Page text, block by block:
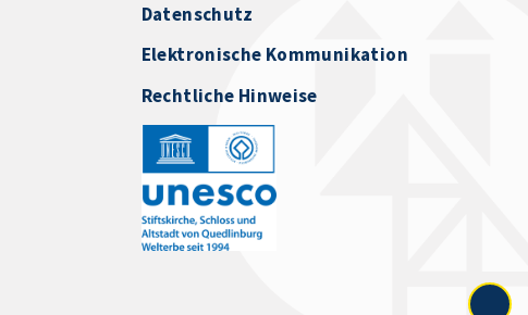
Datenschutz
Elektronische Kommunikation
Rechtliche Hinweise